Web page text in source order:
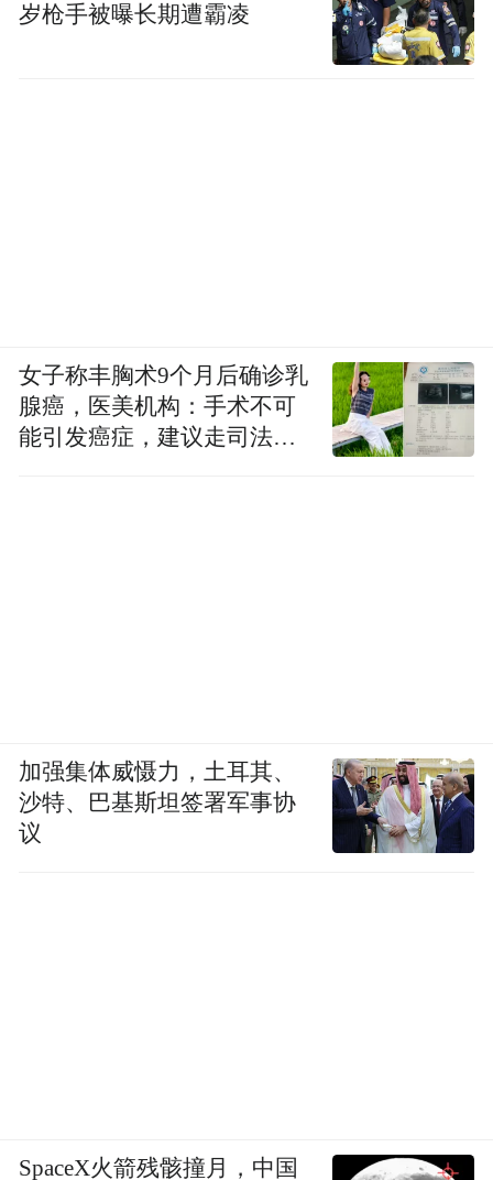
岁枪手被曝长期遭霸凌
女子称丰胸术9个月后确诊乳
腺癌，医美机构：手术不可
能引发癌症，建议走司法途
加强集体威慑力，土耳其、
沙特、巴基斯坦签署军事协
议
SpaceX火箭残骸撞月，中国